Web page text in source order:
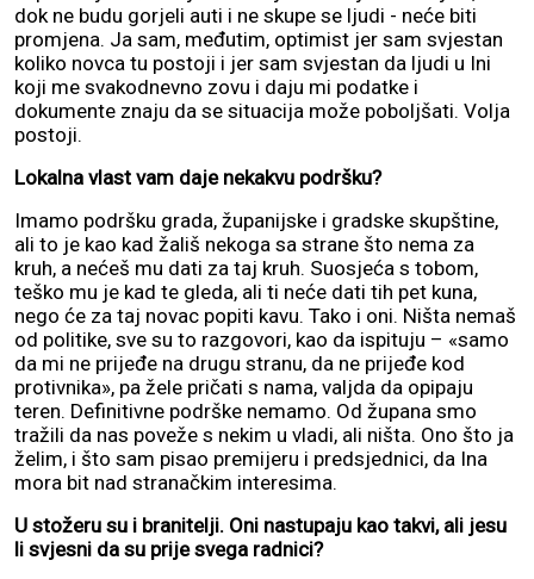
dok ne budu gorjeli auti i ne skupe se ljudi - neće biti
promjena. Ja sam, međutim, optimist jer sam svjestan
koliko novca tu postoji i jer sam svjestan da ljudi u Ini
koji me svakodnevno zovu i daju mi podatke i
dokumente znaju da se situacija može poboljšati. Volja
postoji.
Lokalna vlast vam daje nekakvu podršku?
Imamo podršku grada, županijske i gradske skupštine,
ali to je kao kad žališ nekoga sa strane što nema za
kruh, a nećeš mu dati za taj kruh. Suosjeća s tobom,
teško mu je kad te gleda, ali ti neće dati tih pet kuna,
nego će za taj novac popiti kavu. Tako i oni. Ništa nemaš
od politike, sve su to razgovori, kao da ispituju – «samo
da mi ne prijeđe na drugu stranu, da ne prijeđe kod
protivnika», pa žele pričati s nama, valjda da opipaju
teren. Definitivne podrške nemamo. Od župana smo
tražili da nas poveže s nekim u vladi, ali ništa. Ono što ja
želim, i što sam pisao premijeru i predsjednici, da Ina
mora bit nad stranačkim interesima.
U stožeru su i branitelji. Oni nastupaju kao takvi, ali jesu
li svjesni da su prije svega radnici?